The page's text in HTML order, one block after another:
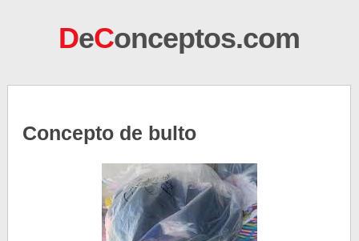
DeConceptos.com
Concepto de bulto